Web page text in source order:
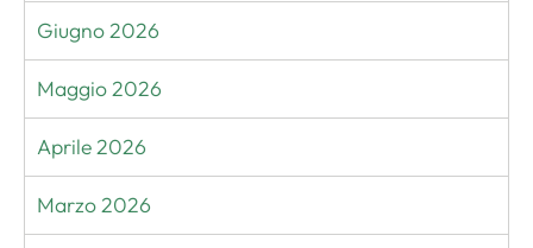
Giugno 2026
Maggio 2026
Aprile 2026
Marzo 2026